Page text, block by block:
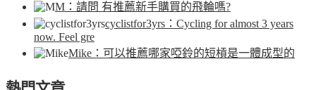
M ：請問 有推薦新手購買的飛輪嗎?
cyclistfor3yrs ：Cycling for almost 3 years
now. Feel gre
Mike ：可以推薦哪家啞鈴的短槓是一體成型的